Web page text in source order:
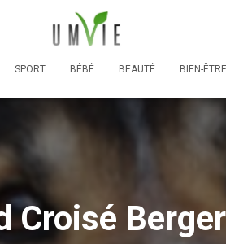
SPORT BÉBÉ BEAUTÉ BIEN-ÊTRE
Croisé